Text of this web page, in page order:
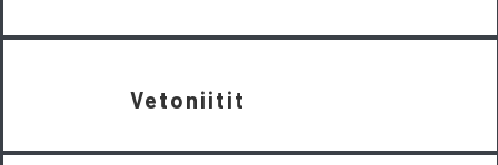
Vetoniitit